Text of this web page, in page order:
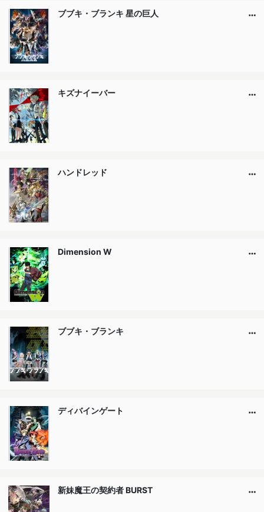
ブブキ・ブランキ 星の巨人
キズナイーバー
ハンドレッド
Dimension W
ブブキ・ブランキ
ディバインゲート
新妹魔王の契約者 BURST